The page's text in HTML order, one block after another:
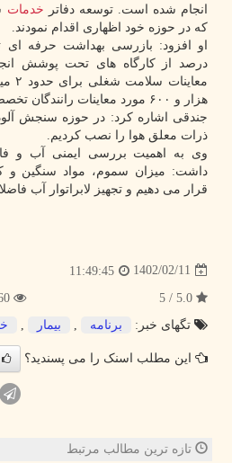
انجام شده است. توسعه دفاتر خدمات
که در حوزه خود اظهاری اقدام نمودند.
درصد از کارگاه های تحت پوشش
هزار و ۶۰۰ مورد معاینات رانندگان تخصصی صورت گرفت.
ذرات معلق هوا را نصب کردیم.
وی به اهمیت بررسی ایمنی آب و
داشت: میزان سموم، مواد سنگین
قرار می دهیم و تجهیز لابراتوار آب
1402/02/11
11:49:45
تگهای خبر:
برنامه , بیمار ,
این مطلب اسنک را می پسندید؟
تازه ترین مطالب مرتبط